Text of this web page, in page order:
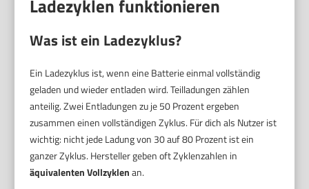
Ladezyklen funktionieren
Was ist ein Ladezyklus?
Ein Ladezyklus ist, wenn eine Batterie einmal vollständig
geladen und wieder entladen wird. Teilladungen zählen
anteilig. Zwei Entladungen zu je 50 Prozent ergeben
zusammen einen vollständigen Zyklus. Für dich als Nutzer ist
wichtig: nicht jede Ladung von 30 auf 80 Prozent ist ein
ganzer Zyklus. Hersteller geben oft Zyklenzahlen in
äquivalenten Vollzyklenan.